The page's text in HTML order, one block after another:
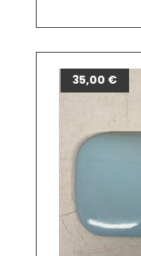
35,00 €